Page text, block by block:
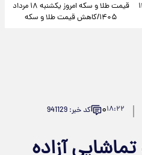
قیمت طلا و سکه امروز یکشنبه ۱۸ مرداد
۱۴۰۵/کاهش قیمت طلا و سکه
۱۸:۲۲۰ کد خبر: 941129